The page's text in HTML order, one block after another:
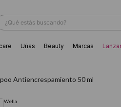
estás buscando?
Uñas Beauty Marcas
Antiencrespamiento 50 ml
Wella